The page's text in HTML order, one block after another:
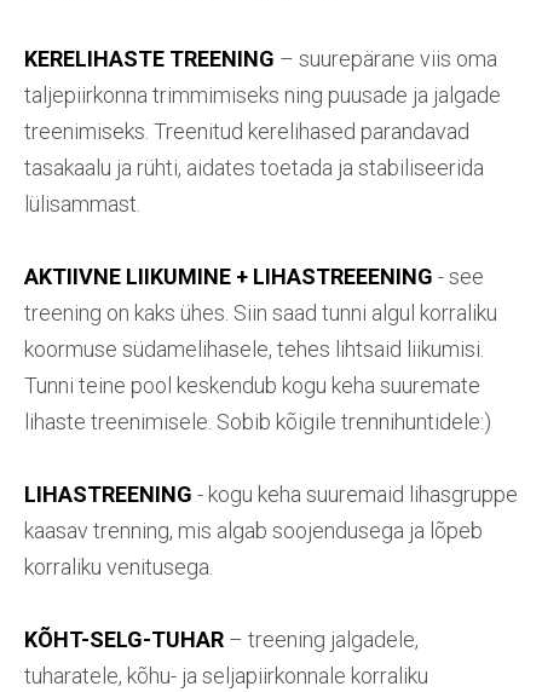
KERELIHASTE TREENING – suurepärane viis oma
taljepiirkonna trimmimiseks ning puusade ja jalgade
treenimiseks. Treenitud kerelihased parandavad
tasakaalu ja rühti, aidates toetada ja stabiliseerida
lülisammast.
AKTIIVNE LIIKUMINE + LIHASTREEENING - see
treening on kaks ühes. Siin saad tunni algul korraliku
koormuse südamelihasele, tehes lihtsaid liikumisi.
Tunni teine pool keskendub kogu keha suuremate
lihaste treenimisele. Sobib kõigile trennihuntidele:)
LIHASTREENING - kogu keha suuremaid lihasgruppe
kaasav trenning, mis algab soojendusega ja lõpeb
korraliku venitusega.
KÕHT-SELG-TUHAR – treening jalgadele,
tuharatele, kõhu- ja seljapiirkonnale korraliku